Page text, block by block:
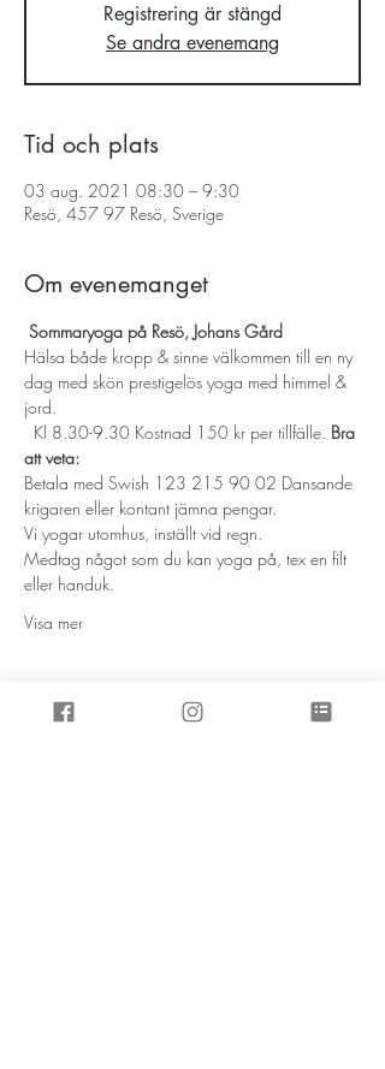
Registrering är stängd
Se andra evenemang
Tid och plats
03 aug. 2021 08:30 – 9:30
Resö, 457 97 Resö, Sverige
Om evenemanget
Sommaryoga på Resö, Johans Gård
Hälsa både kropp & sinne välkommen till en ny
dag med skön prestigelös yoga med himmel &
jord.
Kl 8.30-9.30 Kostnad 150 kr per tillfälle. Bra
att veta:
Betala med Swish 123 215 90 02 Dansande
krigaren eller kontant jämna pengar.
Vi yogar utomhus, inställt vid regn.
Medtag något som du kan yoga på, tex en filt
eller handuk.
Visa mer